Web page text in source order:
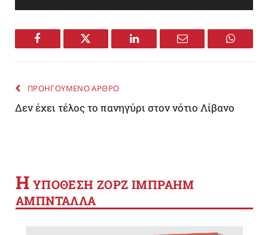
Facebook Twitter LinkedIn Email
ΠΡΟΗΓΟΥΜΕΝΟ ΑΡΘΡΟ
Δεν έχει τέλος το πανηγύρι στον νότιο Λίβανο
Η YΠΟΘΕΣΗ ΖΟΡΖ ΙΜΠΡΑΗΜ
ΑΜΠΝΤΑΛΛΑ